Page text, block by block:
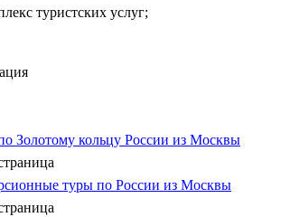
туристских услуг;
Золотому кольцу России из Москвы
туры по России из Москвы